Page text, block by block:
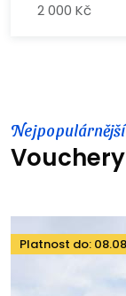
2 000 Kč
Nejpopulárnější
Vouchery
Platnost do: